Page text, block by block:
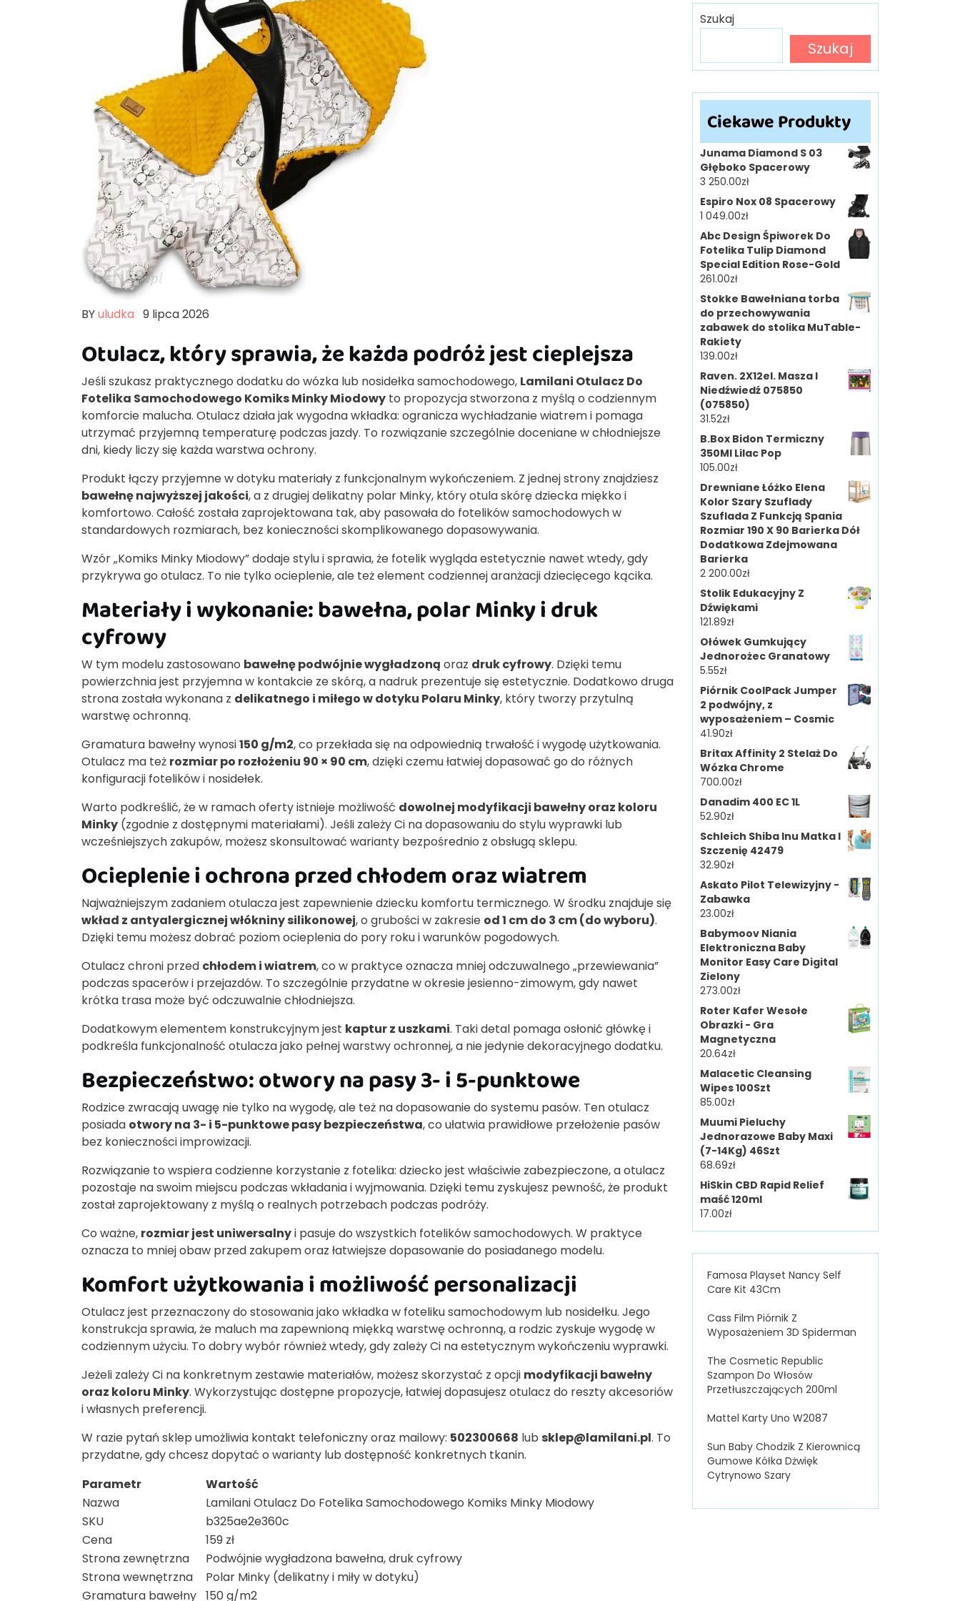
BYuludka 9 lipca 2026
Otulacz, który sprawia, że każda podróż jest cieplejsza
Jeśli szukasz praktycznego dodatku do wózka lub nosidełka samochodowego, Lamilani Otulacz Do
Fotelika Samochodowego Komiks Minky Miodowy to propozycja stworzona z myślą o codziennym
komforcie malucha. Otulacz działa jak wygodna wkładka: ogranicza wychładzanie wiatrem i pomaga
utrzymać przyjemną temperaturę podczas jazdy. To rozwiązanie szczególnie doceniane w chłodniejsze
dni, kiedy liczy się każda warstwa ochrony.
Produkt łączy przyjemne w dotyku materiały z funkcjonalnym wykończeniem. Z jednej strony znajdziesz
bawełnę najwyższej jakości, a z drugiej delikatny polar Minky, który otula skórę dziecka miękko i
komfortowo. Całość została zaprojektowana tak, aby pasowała do fotelików samochodowych w
standardowych rozmiarach, bez konieczności skomplikowanego dopasowywania.
Wzór „Komiks Minky Miodowy” dodaje stylu i sprawia, że fotelik wygląda estetycznie nawet wtedy, gdy
przykrywa go otulacz. To nie tylko ocieplenie, ale też element codziennej aranżacji dziecięcego kącika.
Materiały i wykonanie: bawełna, polar Minky i druk
cyfrowy
W tym modelu zastosowano bawełnę podwójnie wygładzoną oraz druk cyfrowy. Dzięki temu
powierzchnia jest przyjemna w kontakcie ze skórą, a nadruk prezentuje się estetycznie. Dodatkowo druga
strona została wykonana z delikatnego i miłego w dotyku Polaru Minky, który tworzy przytulną
warstwę ochronną.
Gramatura bawełny wynosi150 g/m2, co przekłada się na odpowiednią trwałość i wygodę użytkowania.
Otulacz ma też rozmiar po rozłożeniu 90 × 90 cm, dzięki czemu łatwiej dopasować go do różnych
konfiguracji fotelików i nosidełek.
Warto podkreślić, że w ramach oferty istnieje możliwość dowolnej modyfikacji bawełny oraz koloru
Minky (zgodnie z dostępnymi materiałami). Jeśli zależy Ci na dopasowaniu do stylu wyprawki lub
wcześniejszych zakupów, możesz skonsultować warianty bezpośrednio z obsługą sklepu.
Ocieplenie i ochrona przed chłodem oraz wiatrem
Najważniejszym zadaniem otulacza jest zapewnienie dziecku komfortu termicznego. W środku znajduje się
wkład z antyalergicznej włókniny silikonowej, o grubości w zakresie od 1 cm do 3 cm (do wyboru).
Dzięki temu możesz dobrać poziom ocieplenia do pory roku i warunków pogodowych.
Otulacz chroni przed chłodem i wiatrem, co w praktyce oznacza mniej odczuwalnego „przewiewania”
podczas spacerów i przejazdów. To szczególnie przydatne w okresie jesienno-zimowym, gdy nawet
krótka trasa może być odczuwalnie chłodniejsza.
Dodatkowym elementem konstrukcyjnym jest kaptur z uszkami. Taki detal pomaga osłonić główkę i
podkreśla funkcjonalność otulacza jako pełnej warstwy ochronnej, a nie jedynie dekoracyjnego dodatku.
Bezpieczeństwo: otwory na pasy 3- i 5-punktowe
Rodzice zwracają uwagę nie tylko na wygodę, ale też na dopasowanie do systemu pasów. Ten otulacz
posiada otwory na 3- i 5-punktowe pasy bezpieczeństwa, co ułatwia prawidłowe przełożenie pasów
bez konieczności improwizacji.
Rozwiązanie to wspiera codzienne korzystanie z fotelika: dziecko jest właściwie zabezpieczone, a otulacz
pozostaje na swoim miejscu podczas wkładania i wyjmowania. Dzięki temu zyskujesz pewność, że produkt
został zaprojektowany z myślą o realnych potrzebach podczas podróży.
Co ważne, rozmiar jest uniwersalnyi pasuje do wszystkich fotelików samochodowych. W praktyce
oznacza to mniej obaw przed zakupem oraz łatwiejsze dopasowanie do posiadanego modelu.
Komfort użytkowania i możliwość personalizacji
Otulacz jest przeznaczony do stosowania jako wkładka w foteliku samochodowym lub nosidełku. Jego
konstrukcja sprawia, że maluch ma zapewnioną miękką warstwę ochronną, a rodzic zyskuje wygodę w
codziennym użyciu. To dobry wybór również wtedy, gdy zależy Ci na estetycznym wykończeniu wyprawki.
Jeżeli zależy Ci na konkretnym zestawie materiałów, możesz skorzystać z opcji modyfikacji bawełny
oraz koloru Minky. Wykorzystując dostępne propozycje, łatwiej dopasujesz otulacz do reszty akcesoriów
i własnych preferencji.
W razie pytań sklep umożliwia kontakt telefoniczny oraz mailowy: 502300668 lub sklep@lamilani.pl. To
przydatne, gdy chcesz dopytać o warianty lub dostępność konkretnych tkanin.
Parametr
Wartość
Nazwa
Lamilani Otulacz Do Fotelika Samochodowego Komiks Minky Miodowy
SKU
b325ae2e360c
Cena
159 zł
Strona zewnętrzna
Podwójnie wygładzona bawełna, druk cyfrowy
Strona wewnętrzna
Polar Minky (delikatny i miły w dotyku)
Gramatura bawełny 150 g/m2
Szukaj
Szukaj
Ciekawe Produkty
Junama Diamond S 03
Głęboko Spacerowy
3 250.00zł
Espiro Nox 08 Spacerowy
1 049.00zł
Abc Design Śpiworek Do
Fotelika Tulip Diamond
Special Edition Rose-Gold
261.00zł
Stokke Bawełniana torba
do przechowywania
zabawek do stolika MuTable-
Rakiety
139.00zł
Raven. 2X12el. Masza I
Niedźwiedź 075850
(075850)
31.52zł
B.Box Bidon Termiczny
350Ml Lilac Pop
105.00zł
Drewniane Łóżko Elena
Kolor Szary Szuflady
Szuflada Z Funkcją Spania
Rozmiar 190 X 90 Barierka Dół
Dodatkowa Zdejmowana
Barierka
2 200.00zł
Stolik Edukacyjny Z
Dźwiękami
121.89zł
Ołówek Gumkujący
Jednorożec Granatowy
5.55zł
Piórnik CoolPack Jumper
2 podwójny, z
wyposażeniem – Cosmic
41.90zł
Britax Affinity 2 Stelaż Do
Wózka Chrome
700.00zł
Danadim 400 EC 1L
52.90zł
Schleich Shiba Inu Matka I
Szczenię 42479
32.90zł
Askato Pilot Telewizyjny -
Zabawka
23.00zł
Babymoov Niania
Elektroniczna Baby
Monitor Easy Care Digital
Zielony
273.00zł
Roter Kafer Wesołe
Obrazki - Gra
Magnetyczna
20.64zł
Malacetic Cleansing
Wipes 100Szt
85.00zł
Muumi Pieluchy
Jednorazowe Baby Maxi
(7-14Kg) 46Szt
68.69zł
HiSkin CBD Rapid Relief
maść 120ml
17.00zł
Famosa Playset Nancy Self
Care Kit 43Cm
Cass Film Piórnik Z
Wyposażeniem 3D Spiderman
The Cosmetic Republic
Szampon Do Włosów
Przetłuszczających 200ml
Mattel Karty Uno W2087
Sun Baby Chodzik Z Kierownicą
Gumowe Kółka Dżwięk
Cytrynowo Szary